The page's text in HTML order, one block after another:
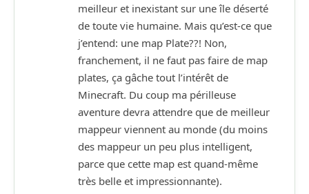
meilleur et inexistant sur une île déserté
de toute vie humaine. Mais qu’est-ce que
j’entend: une map Plate??! Non,
franchement, il ne faut pas faire de map
plates, ça gâche tout l’intérêt de
Minecraft. Du coup ma périlleuse
aventure devra attendre que de meilleur
mappeur viennent au monde (du moins
des mappeur un peu plus intelligent,
parce que cette map est quand-même
très belle et impressionnante).